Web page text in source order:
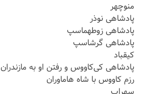
منوچهر
پادشاهی نوذر
پادشاهی زوطهماسپ
پادشاهی گرشاسپ
کیقباد
پادشاهی کی‌کاووس و رفتن او به مازندران
رزم کاووس با شاه هاماوران